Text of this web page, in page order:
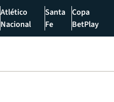
Atlético
Nacional
Santa
Fe
Copa
BetPlay